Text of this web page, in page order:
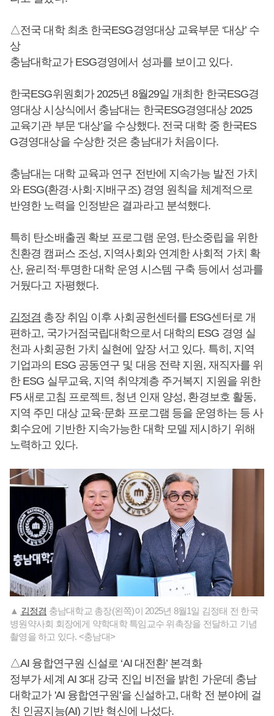
△전국 대학 최초 한국ESG경영대상 교육부문 ‘대상’ 수
상
충남대학교가 ESG경영에서 성과를 보이고 있다.
한국ESG위원회가 2025년 8월29일 개최한 한국ESG경
영대상 시상식에서 충남대는 한국ESG경영대상 2025
교육기관 부문 ‘대상’을 수상했다. 전국 대학 중 한국ES
G경영대상을 수상한 것은 충남대가 처음이다.
충남대는 대학 교육과 연구 전반에 지속가능 발전 가치
와 ESG(환경·사회·지배구조) 경영 원칙을 체계적으로
반영한 노력을 인정받은 결과라고 분석했다.
특히 탄소배출권 확보 프로그램 운영, 탄소중립을 위한
친환경 캠퍼스 조성, 지역사회와 연계한 사회적 가치 확
산, 윤리적·투명한 대학 운영 시스템 구축 등에서 성과를
거뒀다고 자평했다.
김정겸 총장 취임 이후 사회공헌센터를 ESG센터로 개
편하고, 국가거점국립대학으로서 대학의 ESG 경영 실
천과 사회공헌 가치 실현에 앞장 서고 있다. 특히, 지역
기업과의 ESG 공동연구 및 대응 전략 지원, 재직자를 위
한 ESG 실무교육, 지역 취약계층 주거복지 지원을 위한
F5 새로고침 프로젝트, 청년 인재 양성, 환경보호 활동,
지역 주민 대상 교육·문화 프로그램 등을 운영하는 등 사
회수요에 기반한 지속가능한 대학 모델 제시하기 위해
노력하고 있다.
▲ 김정겸 충남대학교 총장(왼쪽)이 2025년 8월1일 김정태 전 한국
병원약사회 회장에게 약학대학 특임교수 위촉장을 전달하고 기념
촬영을 하고 있다. <충남대>
△AI 융합연구원 신설로 ‘AI 대전환’ 본격화
정부가 세계 AI 3대 강국 진입 비전을 밝힌 가운데 충남
대학교가 'AI 융합연구원'을 신설하고, 대학 전 분야에 걸
친 인공지능(AI) 기반 혁신에 나섰다.